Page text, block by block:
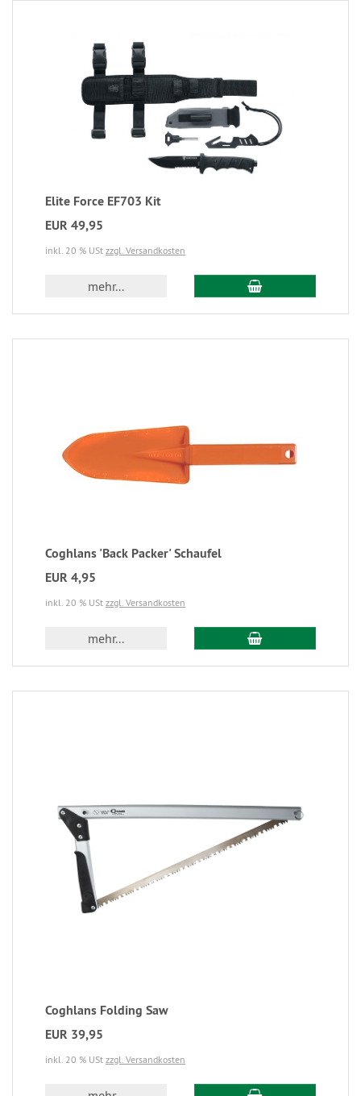
Elite Force EF703 Kit
EUR 49,95
inkl. 20 % USt zzgl. Versandkosten
mehr...
Coghlans 'Back Packer' Schaufel
EUR 4,95
inkl. 20 % USt zzgl. Versandkosten
mehr...
Coghlans Folding Saw
EUR 39,95
inkl. 20 % USt zzgl. Versandkosten